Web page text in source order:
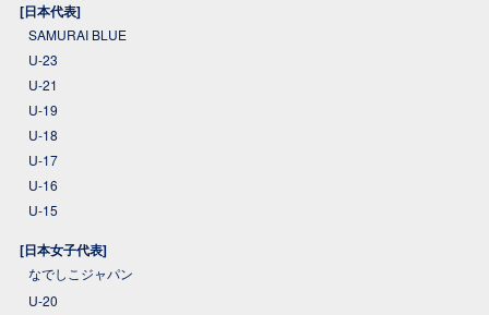
[日本代表]
SAMURAI BLUE
U-23
U-21
U-19
U-18
U-17
U-16
U-15
[日本女子代表]
なでしこジャパン
U-20